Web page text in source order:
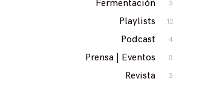
Fermentación 3
Playlists 12
Podcast 4
Prensa | Eventos 8
Revista 3